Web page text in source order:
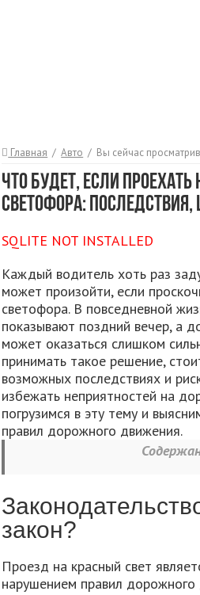
Главная / Авто / Вы сейчас
Что будет, если проехать
светофора:
SQLITE NOT INSTALLED
Каждый водитель хоть раз
может произойти, если
светофора. В повседневной
показывают поздний вечер, а
может оказаться слишком
принимать такое решение,
возможных последствиях и
избежать неприятностей на
погрузимся в эту тему и
правил дорожного движения.
закон?
Проезд на красный свет
нарушением правил дорожного